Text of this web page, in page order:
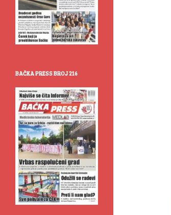
BAČKA PRESS BROJ 216